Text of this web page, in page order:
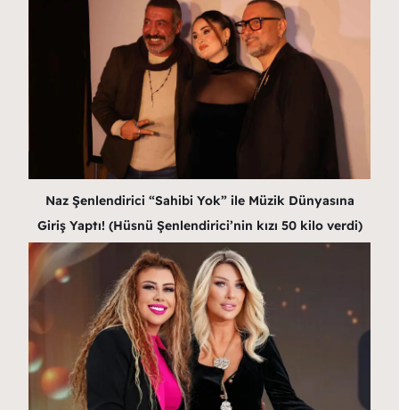
Naz Şenlendirici “Sahibi Yok” ile Müzik Dünyasına
Giriş Yaptı! (Hüsnü Şenlendirici’nin kızı 50 kilo verdi)